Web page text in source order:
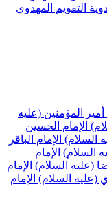
الباقر
الإمام
الإمام